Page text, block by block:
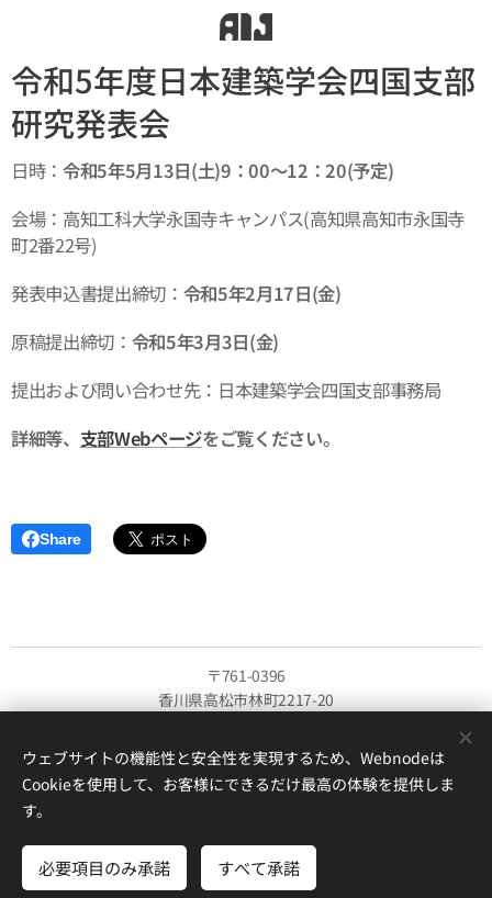
令和5年度日本建築学会四国支部
研究発表会
日時：令和5年5月13日(土)9：00～12：20(予定)
会場：高知工科大学永国寺キャンパス(高知県高知市永国寺
町2番22号)
発表申込書提出締切： 令和5年2月17日(金)
原稿提出締切： 令和5年3月3日(金)
提出および問い合わせ先：日本建築学会四国支部事務局
詳細等、 支部Webページをご覧ください。
Share
〒761-0396
香川県高松市林町2217-20
（郵便物は以下の事務局担当者名までご記載ください）
一般社団法人日本建築学会
担当：宮本・釜床
ウェブサイトの機能性と安全性を実現するため、Webnodeは
Cookieを使用して、お客様にできるだけ最高の体験を提供しま
す。
必要項目のみ承諾 すべて承諾